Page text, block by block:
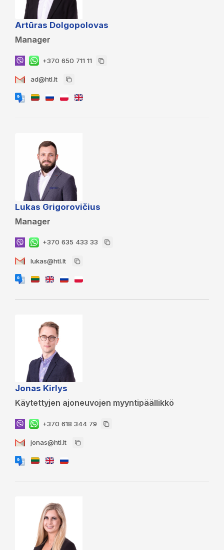
Artūras Dolgopolovas
Manager
+370 650 711 11
ad@htl.lt
Lukas Grigorovičius
Manager
+370 635 433 33
lukas@htl.lt
Jonas Kirlys
Käytettyjen ajoneuvojen myyntipäällikkö
+370 618 344 79
jonas@htl.lt